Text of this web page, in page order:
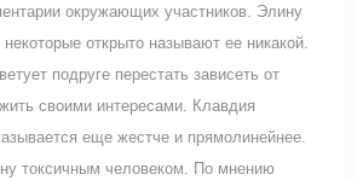
окружающих участников. Элину
некоторые открыто называют ее никакой.
подруге перестать зависеть от
своими интересами. Клавдия
еще жестче и прямолинейнее.
токсичным человеком. По мнению